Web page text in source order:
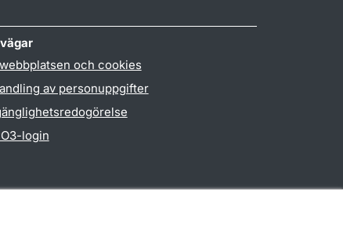
och cookies
av personuppgifter
login